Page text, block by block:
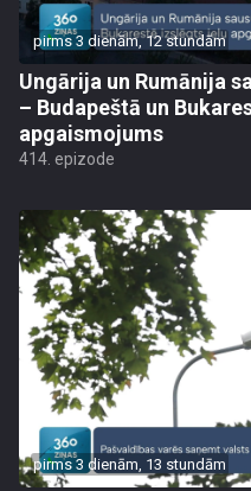
pirms 3 dienām, 12 stundām
Ungārija un Rumānija
– Budapeštā un
apgaismojums
414. epizode
pirms 3 dienām, 13 stundām